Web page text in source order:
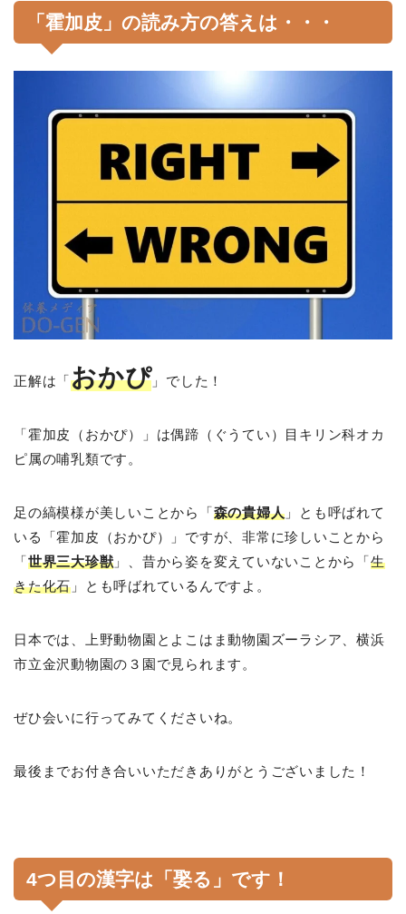
「霍加皮」の読み方の答えは・・・
正解は「おかぴ 」でした！
「霍加皮（おかぴ）」は偶蹄（ぐうてい）目キリン科オカ
ピ属の哺乳類です。
足の縞模様が美しいことから「森の貴婦人 」とも呼ばれて
いる「霍加皮（おかぴ）」ですが、非常に珍しいことから
「世界三大珍獣 」、昔から姿を変えていないことから「生
きた化石 」とも呼ばれているんですよ。
日本では、上野動物園とよこはま動物園ズーラシア、横浜
市立金沢動物園の３園で見られます。
ぜひ会いに行ってみてくださいね。
最後までお付き合いいただきありがとうございました！
4つ目の漢字は「娶る」です！